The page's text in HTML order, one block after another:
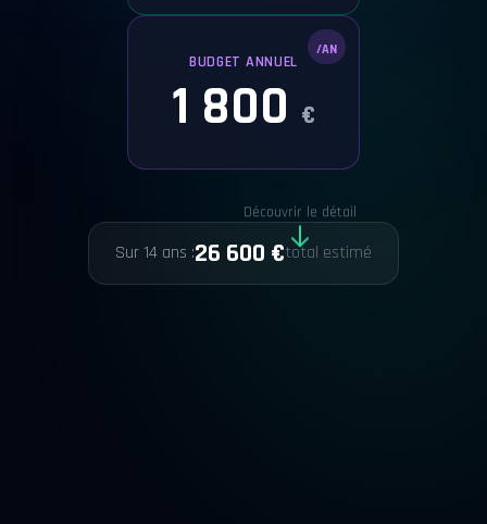
/AN
BUDGET ANNUEL
1 800 €
Sur 14 ans :26 600 €total estimé
Découvrir le détail